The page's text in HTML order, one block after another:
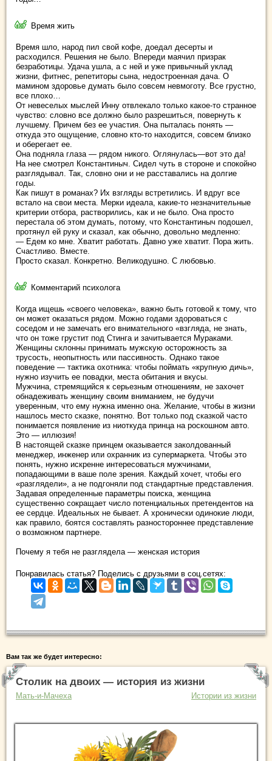
Время жить
Время шло, народ пил свой кофе, доедал десерты и
расходился. Решения не было. Впереди маячил призрак
безработицы. Удача ушла, а с ней и уже привычный уклад
жизни, фитнес, репетиторы сына, недостроенная дача. О
мамином здоровье думать было совсем невмоготу. Все грустно,
все плохо…
От невеселых мыслей Инну отвлекало только какое-то странное
чувство: словно все должно было разрешиться, повернуть к
лучшему. Причем без ее участия. Она пыталась понять —
откуда это ощущение, словно кто-то находится, совсем близко
и оберегает ее.
Она подняла глаза — рядом никого. Оглянулась—вот это да!
На нее смотрел Константиныч. Сидел чуть в стороне и спокойно
разглядывал. Так, словно они и не расставались на долгие
годы.
Как пишут в романах? Их взгляды встретились. И вдруг все
встало на свои места. Мерки идеала, какие-то незначительные
критерии отбора, растворились, как и не было. Она просто
перестала об этом думать, потому, что Константиныч подошел,
протянул ей руку и сказал, как обычно, довольно медленно:
— Едем ко мне. Хватит работать. Давно уже хватит. Пора жить.
Счастливо. Вместе.
Просто сказал. Конкретно. Великодушно. С любовью.
Комментарий психолога
Когда ищешь «своего человека», важно быть готовой к тому, что
он может оказаться рядом. Можно годами здороваться с
соседом и не замечать его внимательного «взгляда, не знать,
что он тоже грустит под Стинга и зачитывается Мураками.
Женщины склонны принимать мужскую осторожность за
трусость, неопытность или пассивность. Однако такое
поведение — тактика охотника: чтобы поймать «крупную дичь»,
нужно изучить ее повадки, места обитания и вкусы.
Мужчина, стремящийся к серьезным отношениям, не захочет
обнадеживать женщину своим вниманием, не будучи
уверенным, что ему нужна именно она. Желание, чтобы в жизни
нашлось место сказке, понятно. Вот только под сказкой часто
понимается появление из ниоткуда принца на роскошном авто.
Это — иллюзия!
В настоящей сказке принцем оказывается заколдованный
менеджер, инженер или охранник из супермаркета. Чтобы это
понять, нужно искренне интересоваться мужчинами,
попадающими в ваше поле зрения. Каждый хочет, чтобы его
«разглядели», а не подгоняли под стандартные представления.
Задавая определенные параметры поиска, женщина
существенно сокращает число потенциальных претендентов на
ее сердце. Идеальных не бывает. А хронически одинокие люди,
как правило, боятся составлять разностороннее представление
о возможном партнере.
Почему я тебя не разглядела — женская история
Понравилась статья? Поделись с друзьями в соц.сетях:
Вам так же будет интересно:
Столик на двоих — история из жизни
Мать-и-Мачеха Истории из жизни